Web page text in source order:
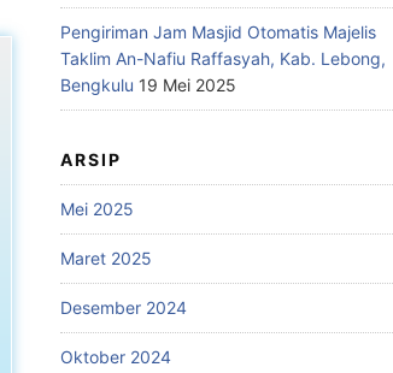
Pengiriman Jam Masjid Otomatis Majelis
Taklim An-Nafiu Raffasyah, Kab. Lebong,
Bengkulu 19 Mei 2025
ARSIP
Mei 2025
Maret 2025
Desember 2024
Oktober 2024